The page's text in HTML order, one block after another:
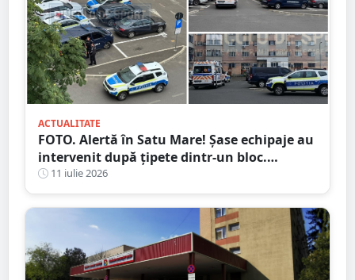
ACTUALITATE
FOTO. Alertă în Satu Mare! Șase echipaje au
intervenit după țipete dintr-un bloc.
Motivul i-a făcut pe toți să zâmbească
11 iulie 2026